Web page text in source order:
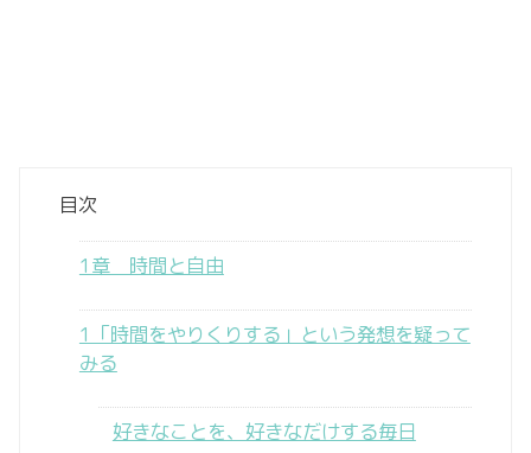
目次
1章 時間と自由
1「時間をやりくりする」という発想を疑って
みる
好きなことを、好きなだけする毎日